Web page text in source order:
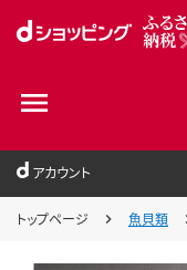
アカウント
トップページ 魚貝類